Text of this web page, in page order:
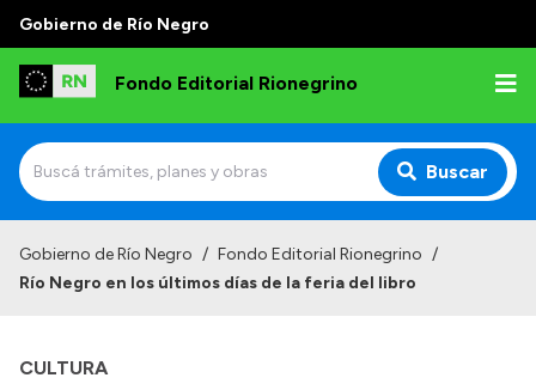
Gobierno de Río Negro
Fondo Editorial Rionegrino
Buscar
Gobierno de Río Negro / Fondo Editorial Rionegrino /
Río Negro en los últimos días de la feria del libro
CULTURA